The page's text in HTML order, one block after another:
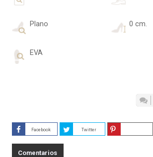
Plano 0 cm.
EVA
Facebook Twitter
Comentarios